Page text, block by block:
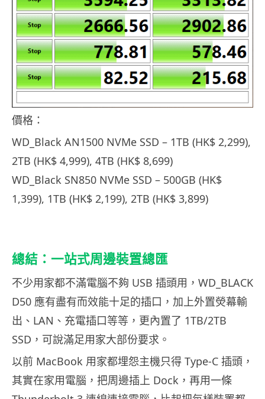
價格：
WD_Black AN1500 NVMe SSD – 1TB (HK$ 2,299),
2TB (HK$ 4,999), 4TB (HK$ 8,699)
WD_Black SN850 NVMe SSD – 500GB (HK$
1,399), 1TB (HK$ 2,199), 2TB (HK$ 3,899)
總結：一站式周邊裝置總匯
不少用家都不滿電腦不夠 USB 插頭用，WD_BLACK
D50 應有盡有而效能十足的插口，加上外置熒幕輸
出、LAN、充電插口等等，更內置了 1TB/2TB
SSD，可說滿足用家大部份要求。
以前 MacBook 用家都埋怨主機只得 Type-C 插頭，
其實在家用電腦，把周邊插上 Dock，再用一條